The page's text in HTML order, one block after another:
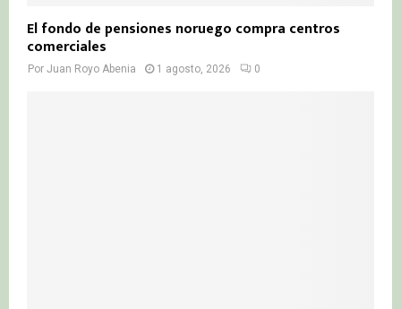
El fondo de pensiones noruego compra centros
comerciales
Por Juan Royo Abenia 1 agosto, 2026 0